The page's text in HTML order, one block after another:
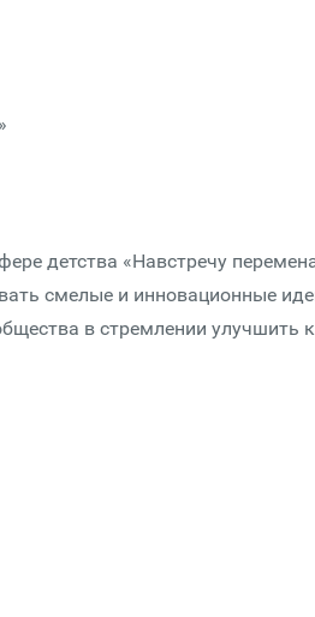
детства «Навстречу
смелые и инновационные
в стремлении улучшить